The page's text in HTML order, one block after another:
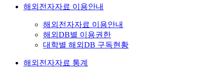
해외전자자료 이용안내
해외전자자료 이용안내
해외DB별 이용권한
대학별 해외DB 구독현황
해외전자자료 통계